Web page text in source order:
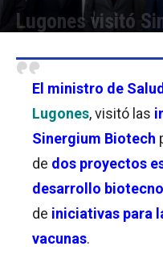
Lugones visitó
El ministro de
Lugones, visitó las
Sinergium Biotech
de dos proyectos
desarrollo
de iniciativas para
vacunas.